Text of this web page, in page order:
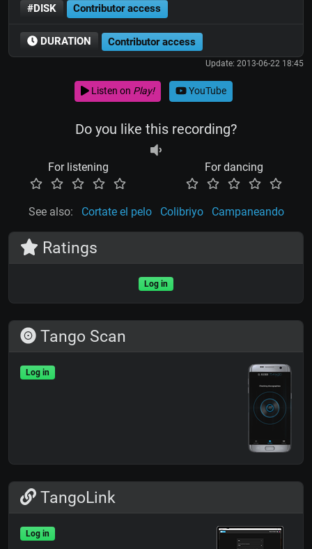
#DISK Contributor access
DURATION Contributor access
Update: 2013-06-22 18:45
Listen on Play! YouTube
Do you like this recording?
For listening For dancing
See also: Cortate el pelo Colibriyo Campaneando
Ratings
Log in
Tango Scan
Log in
TangoLink
Log in